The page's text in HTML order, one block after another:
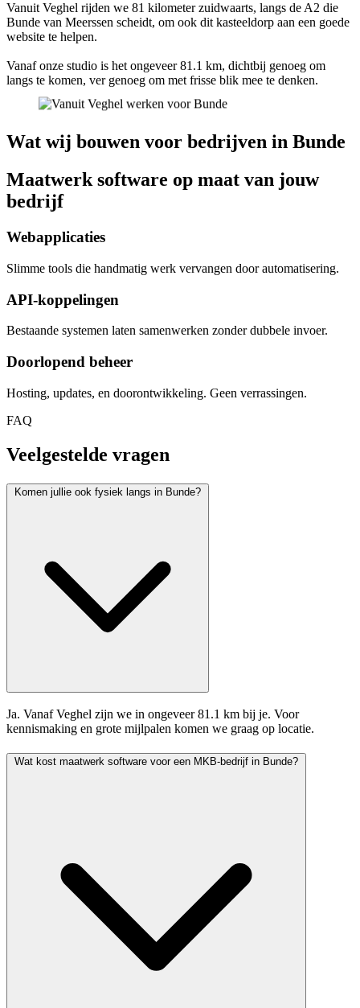
Vanuit Veghel rijden we 81 kilometer zuidwaarts, langs de A2 die
Bunde van Meerssen scheidt, om ook dit kasteeldorp aan een goede
website te helpen.
Vanaf onze studio is het ongeveer 81.1 km, dichtbij genoeg om
langs te komen, ver genoeg om met frisse blik mee te denken.
Wat wij bouwen voor bedrijven in Bunde
Maatwerk software op maat van jouw
bedrijf
Webapplicaties
Slimme tools die handmatig werk vervangen door automatisering.
API-koppelingen
Bestaande systemen laten samenwerken zonder dubbele invoer.
Doorlopend beheer
Hosting, updates, en doorontwikkeling. Geen verrassingen.
FAQ
Veelgestelde vragen
Komen jullie ook fysiek langs in Bunde?
Ja. Vanaf Veghel zijn we in ongeveer 81.1 km bij je. Voor
kennismaking en grote mijlpalen komen we graag op locatie.
Wat kost maatwerk software voor een MKB-bedrijf in Bunde?